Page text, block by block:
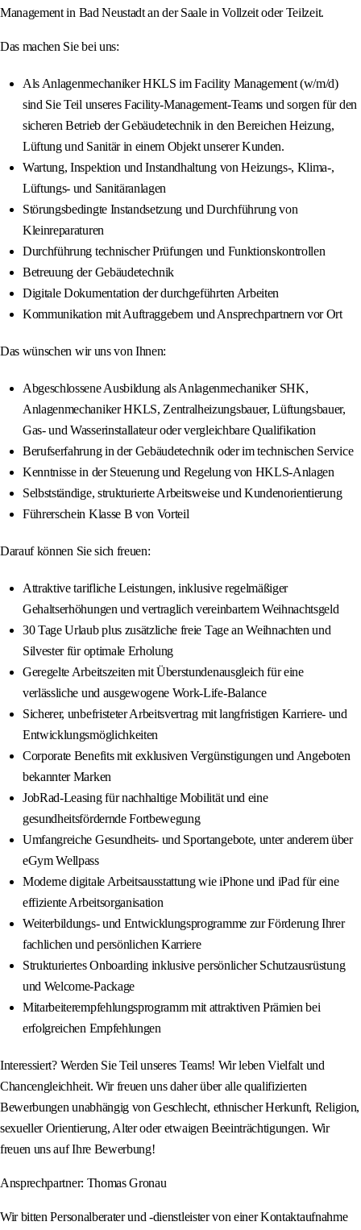
Management in Bad Neustadt an der Saale in Vollzeit oder Teilzeit.
Das machen Sie bei uns:
Als Anlagenmechaniker HKLS im Facility Management (w/m/d)
sind Sie Teil unseres Facility-Management-Teams und sorgen für den
sicheren Betrieb der Gebäudetechnik in den Bereichen Heizung,
Lüftung und Sanitär in einem Objekt unserer Kunden.
Wartung, Inspektion und Instandhaltung von Heizungs-, Klima-,
Lüftungs- und Sanitäranlagen
Störungsbedingte Instandsetzung und Durchführung von
Kleinreparaturen
Durchführung technischer Prüfungen und Funktionskontrollen
Betreuung der Gebäudetechnik
Digitale Dokumentation der durchgeführten Arbeiten
Kommunikation mit Auftraggebern und Ansprechpartnern vor Ort
Das wünschen wir uns von Ihnen:
Abgeschlossene Ausbildung als Anlagenmechaniker SHK,
Anlagenmechaniker HKLS, Zentralheizungsbauer, Lüftungsbauer,
Gas- und Wasserinstallateur oder vergleichbare Qualifikation
Berufserfahrung in der Gebäudetechnik oder im technischen Service
Kenntnisse in der Steuerung und Regelung von HKLS-Anlagen
Selbstständige, strukturierte Arbeitsweise und Kundenorientierung
Führerschein Klasse B von Vorteil
Darauf können Sie sich freuen:
Attraktive tarifliche Leistungen, inklusive regelmäßiger
Gehaltserhöhungen und vertraglich vereinbartem Weihnachtsgeld
30 Tage Urlaub plus zusätzliche freie Tage an Weihnachten und
Silvester für optimale Erholung
Geregelte Arbeitszeiten mit Überstundenausgleich für eine
verlässliche und ausgewogene Work-Life-Balance
Sicherer, unbefristeter Arbeitsvertrag mit langfristigen Karriere- und
Entwicklungsmöglichkeiten
Corporate Benefits mit exklusiven Vergünstigungen und Angeboten
bekannter Marken
JobRad-Leasing für nachhaltige Mobilität und eine
gesundheitsfördernde Fortbewegung
Umfangreiche Gesundheits- und Sportangebote, unter anderem über
eGym Wellpass
Moderne digitale Arbeitsausstattung wie iPhone und iPad für eine
effiziente Arbeitsorganisation
Weiterbildungs- und Entwicklungsprogramme zur Förderung Ihrer
fachlichen und persönlichen Karriere
Strukturiertes Onboarding inklusive persönlicher Schutzausrüstung
und Welcome-Package
Mitarbeiterempfehlungsprogramm mit attraktiven Prämien bei
erfolgreichen Empfehlungen
Interessiert? Werden Sie Teil unseres Teams! Wir leben Vielfalt und
Chancengleichheit. Wir freuen uns daher über alle qualifizierten
Bewerbungen unabhängig von Geschlecht, ethnischer Herkunft, Religion,
sexueller Orientierung, Alter oder etwaigen Beeinträchtigungen. Wir
freuen uns auf Ihre Bewerbung!
Ansprechpartner: Thomas Gronau
Wir bitten Personalberater und -dienstleister von einer Kontaktaufnahme